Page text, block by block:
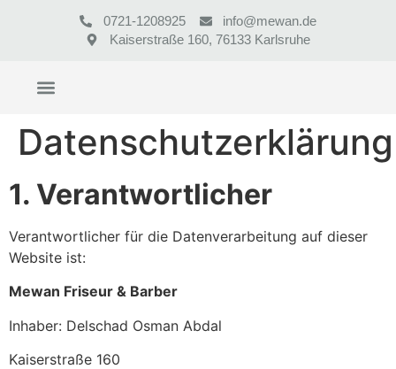
0721-1208925
info@mewan.de
Kaiserstraße 160, 76133 Karlsruhe
Datenschutzerklärung
1. Verantwortlicher
Verantwortlicher für die Datenverarbeitung auf dieser
Website ist:
Mewan Friseur & Barber
Inhaber: Delschad Osman Abdal
Kaiserstraße 160